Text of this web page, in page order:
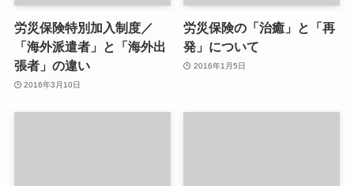
労災保険特別加入制度／
「海外派遣者」と「海外出
張者」の違い
2016年3月10日
労災保険の「治癒」と「再
発」について
2016年1月5日